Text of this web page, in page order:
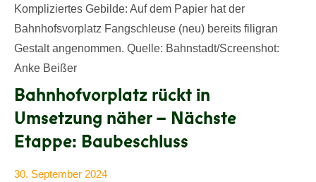
Kompliziertes Gebilde: Auf dem Papier hat der
Bahnhofsvorplatz Fangschleuse (neu) bereits filigran
Gestalt angenommen. Quelle: Bahnstadt/Screenshot:
Anke Beißer
Bahnhofvorplatz rückt in
Umsetzung näher – Nächste
Etappe: Baubeschluss
30. September 2024